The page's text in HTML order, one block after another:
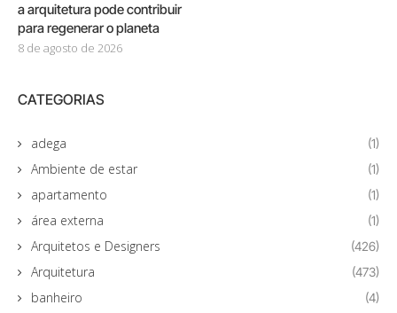
a arquitetura pode contribuir
para regenerar o planeta
8 de agosto de 2026
CATEGORIAS
adega (1)
Ambiente de estar (1)
apartamento (1)
área externa (1)
Arquitetos e Designers (426)
Arquitetura (473)
banheiro (4)